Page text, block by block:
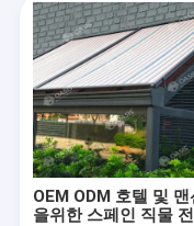
OEM ODM 호텔 및 맨
을위한 스페인 직물 전